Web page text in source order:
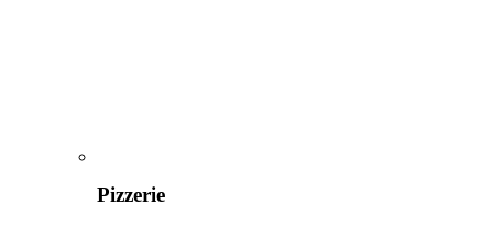
Pizzerie